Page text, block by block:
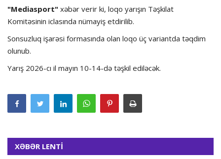
"Mediasport" xəbər verir ki, loqo yarışın Təşkilat
Komitəsinin iclasında nümayiş etdirilib.
Sonsuzluq işarəsi formasında olan loqo üç variantda təqdim
olunub.
Yarış 2026-cı il mayın 10-14-də təşkil ediləcək.
XƏBƏR LENTİ